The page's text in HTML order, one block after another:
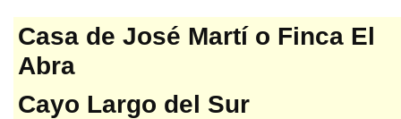
Casa de José Martí o Finca El
Abra
Cayo Largo del Sur